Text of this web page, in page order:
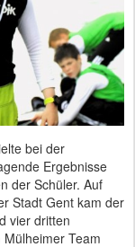
bei der
Ergebnisse
der Schüler. Auf
Stadt Gent kam der
vier dritten
Team